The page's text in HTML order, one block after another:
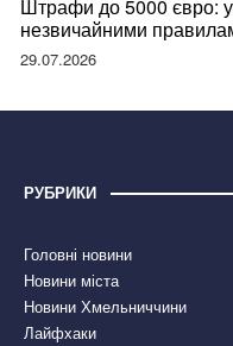
Штрафи до 5000 євро:
незвичайними
правдою
29.07.2026
РУБРИКИ
Головні новини
Новини міста
Новини Хмельниччини
Лайфхаки